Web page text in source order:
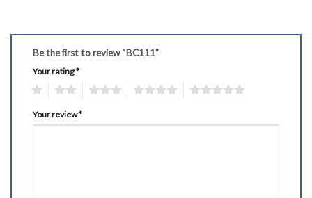
Be the first to review “BC111”
Your rating*
Your review*